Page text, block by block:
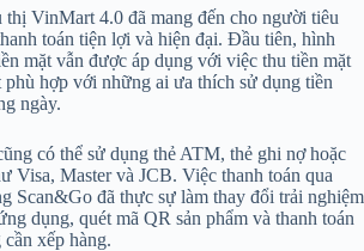
thị VinMart 4.0 đã mang đến cho người tiêu
toán tiện lợi và hiện đại. Đầu tiên, hình
mặt vẫn được áp dụng với việc thu tiền mặt
hợp với những ai ưa thích sử dụng tiền
ngày.
có thể sử dụng thẻ ATM, thẻ ghi nợ hoặc
Visa, Master và JCB. Việc thanh toán qua
Scan&Go đã thực sự làm thay đổi trải nghiệm
dụng, quét mã QR sản phẩm và thanh toán
xếp hàng.